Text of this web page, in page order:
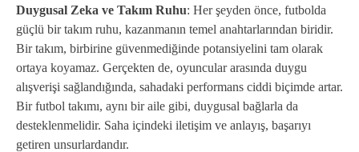
Duygusal Zeka ve Takım Ruhu: Her şeyden önce, futbolda
güçlü bir takım ruhu, kazanmanın temel anahtarlarından biridir.
Bir takım, birbirine güvenmediğinde potansiyelini tam olarak
ortaya koyamaz. Gerçekten de, oyuncular arasında duygu
alışverişi sağlandığında, sahadaki performans ciddi biçimde artar.
Bir futbol takımı, aynı bir aile gibi, duygusal bağlarla da
desteklenmelidir. Saha içindeki iletişim ve anlayış, başarıyı
getiren unsurlardandır.